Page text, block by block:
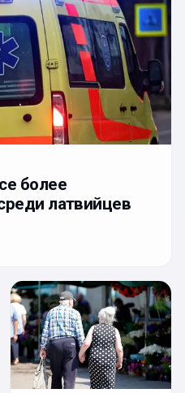
более
латвийцев